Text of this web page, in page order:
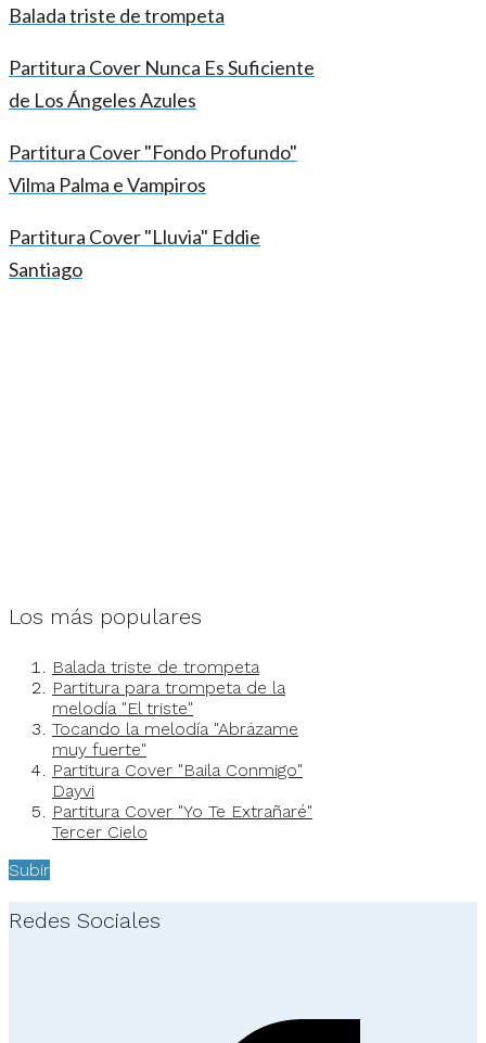
Balada triste de trompeta
Partitura Cover Nunca Es Suficiente
de Los Ángeles Azules
Partitura Cover "Fondo Profundo"
Vilma Palma e Vampiros
Partitura Cover "Lluvia" Eddie
Santiago
Los más populares
Balada triste de trompeta
Partitura para trompeta de la
melodía "El triste"
Tocando la melodía "Abrázame
muy fuerte"
Partitura Cover "Baila Conmigo"
Dayvi
Partitura Cover "Yo Te Extrañaré"
Tercer Cielo
Subir
Redes Sociales